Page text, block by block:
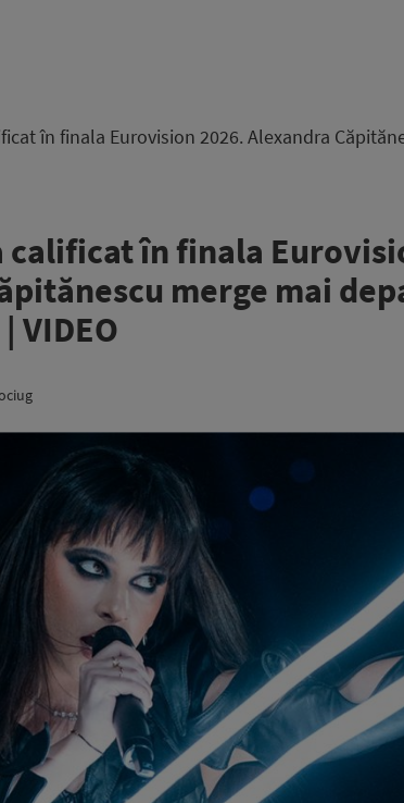
în finala Eurovision 2026. Alexandra
calificat în finala
merge mai
VIDEO